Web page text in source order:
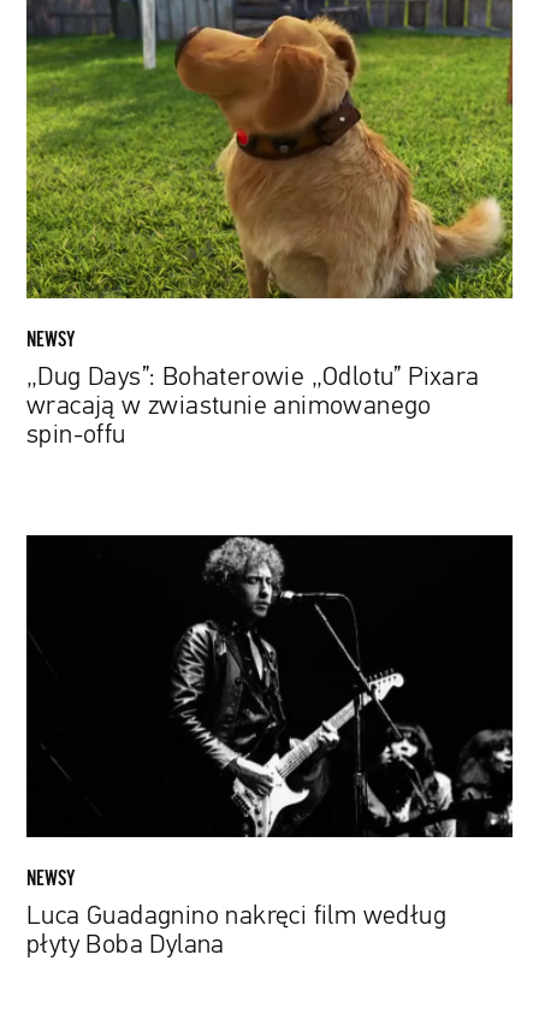
„Dug
Days”:
Bohaterowie
„Odlotu”
Pixara
wracają
w
zwiastunie
animowanego
spin-
offu
NEWSY
„Dug Days”: Bohaterowie „Odlotu” Pixara
wracają w zwiastunie animowanego
spin-offu
Dylana
NEWSY
Luca Guadagnino nakręci film według
płyty Boba Dylana